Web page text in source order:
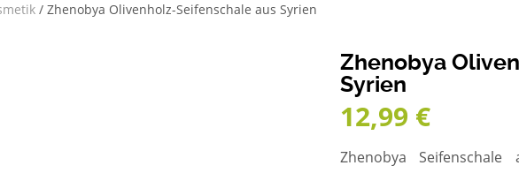
/ Zhenobya Olivenholz-Seifenschale aus Syrien
Zhenobya
Syrien
12,99 €
Zhenobya